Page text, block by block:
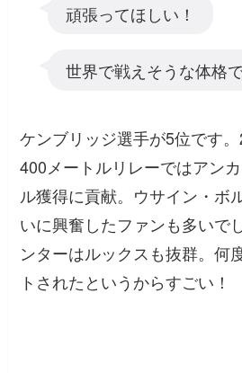
頑張ってほしい！
世界で戦えそうな体格
ケンブリッジ選手が5位です
400メートルリレーではアン
ル獲得に貢献。ウサイン・ボ
いに興奮したファンも多いで
ンターはルックスも抜群。何
トされたというからすごい！